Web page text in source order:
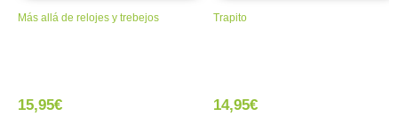
Más allá de relojes y trebejos
15,95€
Trapito
14,95€